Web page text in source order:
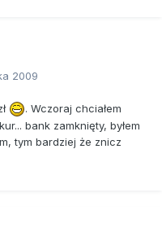
2009
. Wczoraj chciałem
bank zamknięty, byłem
tym bardziej że znicz